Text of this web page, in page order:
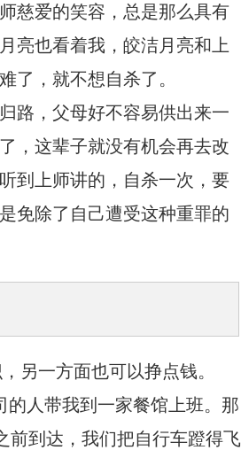
慈爱的笑容，总是那么具有
亮也看着我，皎洁月亮和上
了，就不想自杀了。
路，父母好不容易供出来一
，这辈子就没有机会再去改
到上师讲的，自杀一次，要
免除了自己遭受这种重罪的
另一方面也可以挣点钱。
人带我到一家餐馆上班。那
前到达，我们把自行车蹬得飞